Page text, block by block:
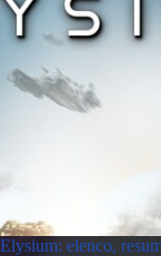
Elysium: elenco,